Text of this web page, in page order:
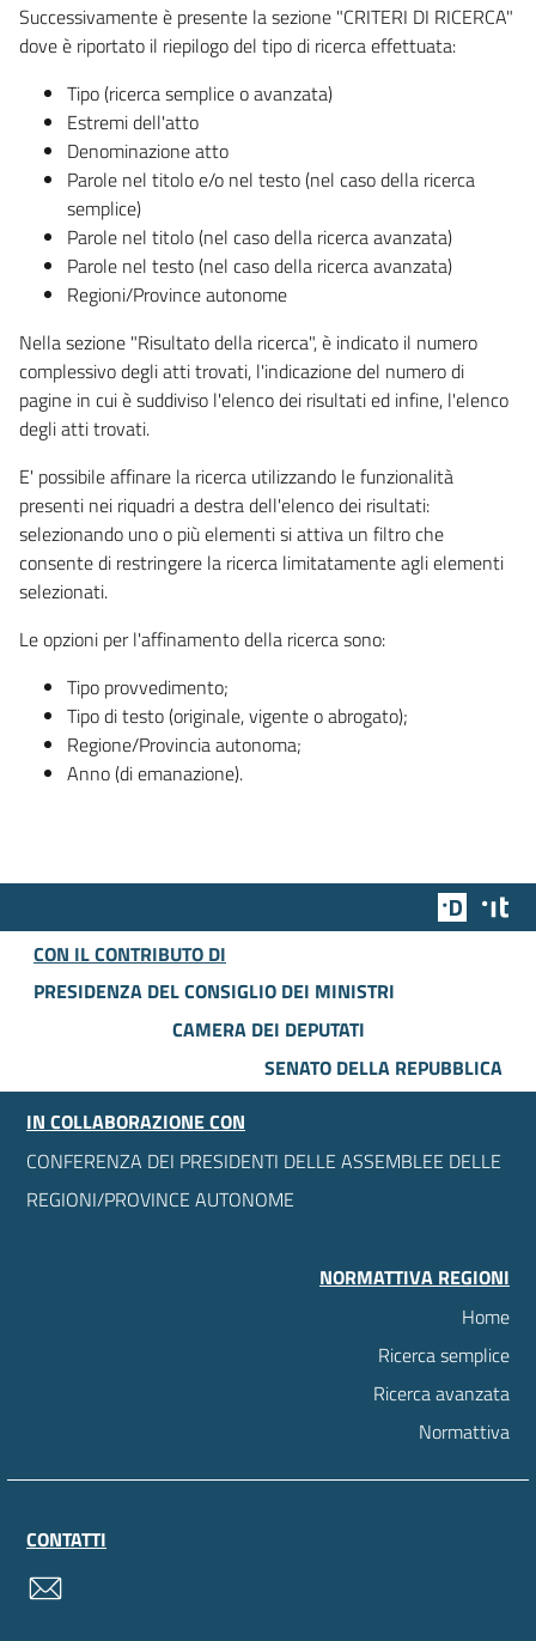
Successivamente è presente la sezione "CRITERI DI RICERCA"
dove è riportato il riepilogo del tipo di ricerca effettuata:
Tipo (ricerca semplice o avanzata)
Estremi dell'atto
Denominazione atto
Parole nel titolo e/o nel testo (nel caso della ricerca
semplice)
Parole nel titolo (nel caso della ricerca avanzata)
Parole nel testo (nel caso della ricerca avanzata)
Regioni/Province autonome
Nella sezione "Risultato della ricerca", è indicato il numero
complessivo degli atti trovati, l'indicazione del numero di
pagine in cui è suddiviso l'elenco dei risultati ed infine, l'elenco
degli atti trovati.
E' possibile affinare la ricerca utilizzando le funzionalità
presenti nei riquadri a destra dell'elenco dei risultati:
selezionando uno o più elementi si attiva un filtro che
consente di restringere la ricerca limitatamente agli elementi
selezionati.
Le opzioni per l'affinamento della ricerca sono:
Tipo provvedimento;
Tipo di testo (originale, vigente o abrogato);
Regione/Provincia autonoma;
Anno (di emanazione).
Team
CON IL CONTRIBUTO DI
PRESIDENZA DEL CONSIGLIO DEI MINISTRI
CAMERA DEI DEPUTATI
SENATO DELLA REPUBBLICA
IN COLLABORAZIONE CON
CONFERENZA DEI PRESIDENTI DELLE ASSEMBLEE DELLE
REGIONI/PROVINCE AUTONOME
NORMATTIVA REGIONI
Home
Ricerca semplice
Ricerca avanzata
Normattiva
CONTATTI